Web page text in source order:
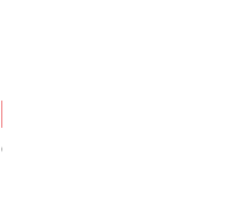
Фігурка DC Multiverse Комісар